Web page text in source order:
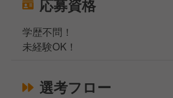
応募資格
学歴不問！
未経験OK！
選考フロー